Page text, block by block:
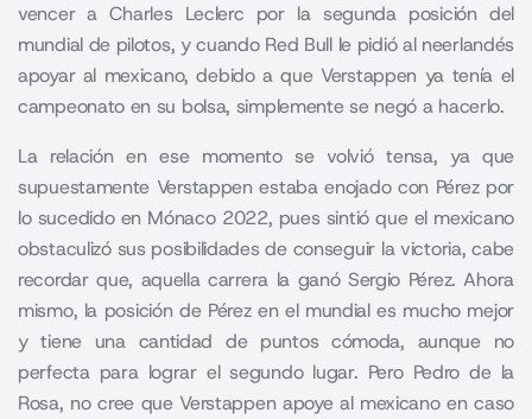
vencer a Charles Leclerc por la segunda posición del
mundial de pilotos, y cuando Red Bull le pidió al neerlandés
apoyar al mexicano, debido a que Verstappen ya tenía el
campeonato en su bolsa, simplemente se negó a hacerlo.
La relación en ese momento se volvió tensa, ya que
supuestamente Verstappen estaba enojado con Pérez por
lo sucedido en Mónaco 2022, pues sintió que el mexicano
obstaculizó sus posibilidades de conseguir la victoria, cabe
recordar que, aquella carrera la ganó Sergio Pérez. Ahora
mismo, la posición de Pérez en el mundial es mucho mejor
y tiene una cantidad de puntos cómoda, aunque no
perfecta para lograr el segundo lugar. Pero Pedro de la
Rosa, no cree que Verstappen apoye al mexicano en caso